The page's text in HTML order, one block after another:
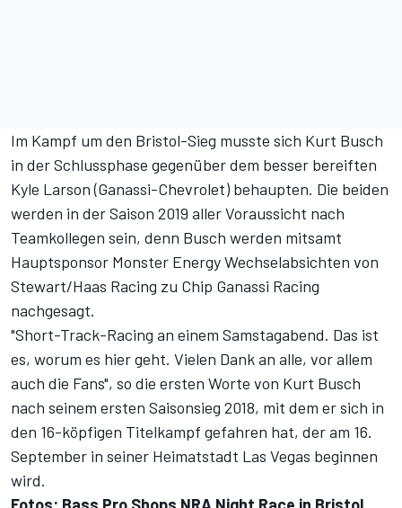
Im Kampf um den Bristol-Sieg musste sich Kurt Busch
in der Schlussphase gegenüber dem besser bereiften
Kyle Larson (Ganassi-Chevrolet) behaupten. Die beiden
werden in der Saison 2019 aller Voraussicht nach
Teamkollegen sein, denn Busch werden mitsamt
Hauptsponsor Monster Energy Wechselabsichten von
Stewart/Haas Racing zu Chip Ganassi Racing
nachgesagt.
"Short-Track-Racing an einem Samstagabend. Das ist
es, worum es hier geht. Vielen Dank an alle, vor allem
auch die Fans", so die ersten Worte von Kurt Busch
nach seinem ersten Saisonsieg 2018, mit dem er sich in
den 16-köpfigen Titelkampf gefahren hat, der am 16.
September in seiner Heimatstadt Las Vegas beginnen
wird.